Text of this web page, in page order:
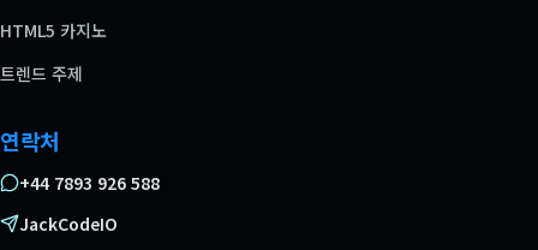
HTML5 카지노
트렌드 주제
연락처
+44 7893 926 588
JackCodeIO